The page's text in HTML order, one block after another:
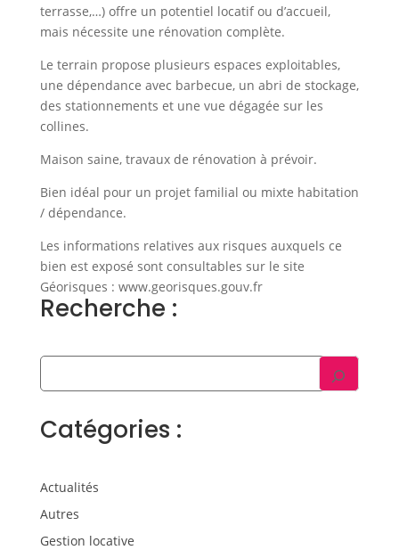
terrasse,…) offre un potentiel locatif ou d’accueil,
mais nécessite une rénovation complète.
Le terrain propose plusieurs espaces exploitables,
une dépendance avec barbecue, un abri de stockage,
des stationnements et une vue dégagée sur les
collines.
Maison saine, travaux de rénovation à prévoir.
Bien idéal pour un projet familial ou mixte habitation
/ dépendance.
Les informations relatives aux risques auxquels ce
bien est exposé sont consultables sur le site
Géorisques : www.georisques.gouv.fr
Recherche :
Catégories :
Actualités
Autres
Gestion locative